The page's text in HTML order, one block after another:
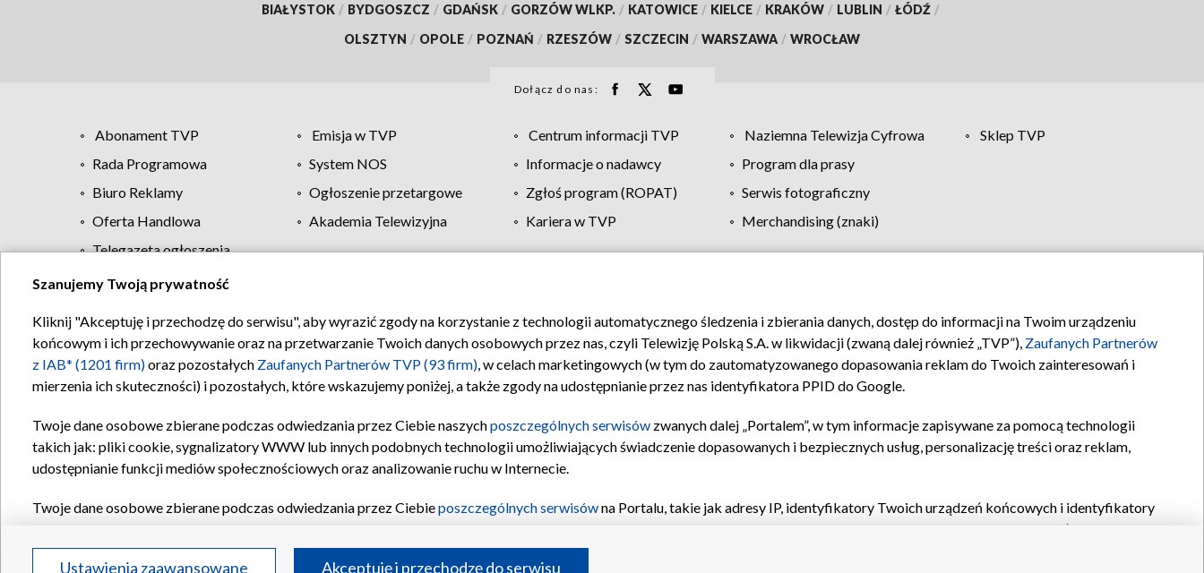
BIAŁYSTOK / BYDGOSZCZ / GDAŃSK / GORZÓW WLKP. / KATOWICE / KIELCE / KRAKÓW / LUBLIN / ŁÓDŹ /
OLSZTYN / OPOLE / POZNAŃ / RZESZÓW / SZCZECIN / WARSZAWA / WROCŁAW
Dołącz do nas:
Abonament TVP Emisja w TVP Centrum informacji TVP Naziemna Telewizja Cyfrowa
Sklep TVP
Rada Programowa
System NOS Informacje o nadawcy
Program dla prasy
Biuro Reklamy
Ogłoszenie przetargowe Zgłoś program (ROPAT)
Serwis fotograficzny
Oferta Handlowa
Akademia Telewizyjna Kariera w TVP
Merchandising (znaki)
Telegazeta ogłoszenia
Regulamin TVP Polityka prywatności Moje zgody Pomoc Biuro reklamy Kontakt
Szanujemy Twoją prywatność
Kliknij "Akceptuję i przechodzę do serwisu", aby wyrazić zgody na korzystanie z technologii automatycznego śledzenia i zbierania danych, dostęp do informacji na Twoim urządzeniu
końcowym i ich przechowywanie oraz na przetwarzanie Twoich danych osobowych przez nas, czyli Telewizję Polską S.A. w likwidacji (zwaną dalej również „TVP”), Zaufanych Partnerów
z IAB* (1201 firm)oraz pozostałych Zaufanych Partnerów TVP (93 firm), w celach marketingowych (w tym do zautomatyzowanego dopasowania reklam do Twoich zainteresowań i
mierzenia ich skuteczności) i pozostałych, które wskazujemy poniżej, a także zgody na udostępnianie przez nas identyfikatora PPID do Google.
Twoje dane osobowe zbierane podczas odwiedzania przez Ciebie naszychposzczególnych serwisów zwanych dalej „Portalem”, w tym informacje zapisywane za pomocą technologii
takich jak: pliki cookie, sygnalizatory WWW lub innych podobnych technologii umożliwiających świadczenie dopasowanych i bezpiecznych usług, personalizację treści oraz reklam,
udostępnianie funkcji mediów społecznościowych oraz analizowanie ruchu w Internecie.
Twoje dane osobowe zbierane podczas odwiedzania przez Ciebieposzczególnych serwisówna Portalu, takie jak adresy IP, identyfikatory Twoich urządzeń końcowych i identyfikatory
oraz pozostałych
Partnerów TVPdla realizacji następujących celów i funkcji: przechowywania informacji na urządzeniu lub dostęp do nich, wyboru podstawowych reklam, wyboru spersonalizowanych
Ustawienia zaawansowane Akceptuję i przechodzę do serwisu